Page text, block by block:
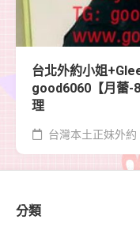
台北外約小姐
good6060【月蕾-
理
台灣本土正妹外約
分類